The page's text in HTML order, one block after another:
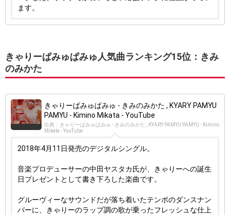
ます。
きゃりーぱみゅぱみゅ人気曲ランキング15位：きみ
のみかた
きゃりーぱみゅぱみゅ - きみのみかた , KYARY PAMYU
PAMYU - Kimino Mikata - YouTube
出典：きゃりーぱみゅぱみゅ - きみのみかた , KYARY PAMYU PAMYU - Kimino
Mikata - YouTube
2018年4月11日発売のデジタルシングル。
音楽プロデューサーの中田ヤスタカ氏が、きゃりーへの誕生
日プレゼントとして書き下ろした楽曲です。
グルーヴィーなサウンドだが落ち着いたテンポのダンスナン
バーに、きゃりーのラップ調の歌が乗ったフレッシュな仕上